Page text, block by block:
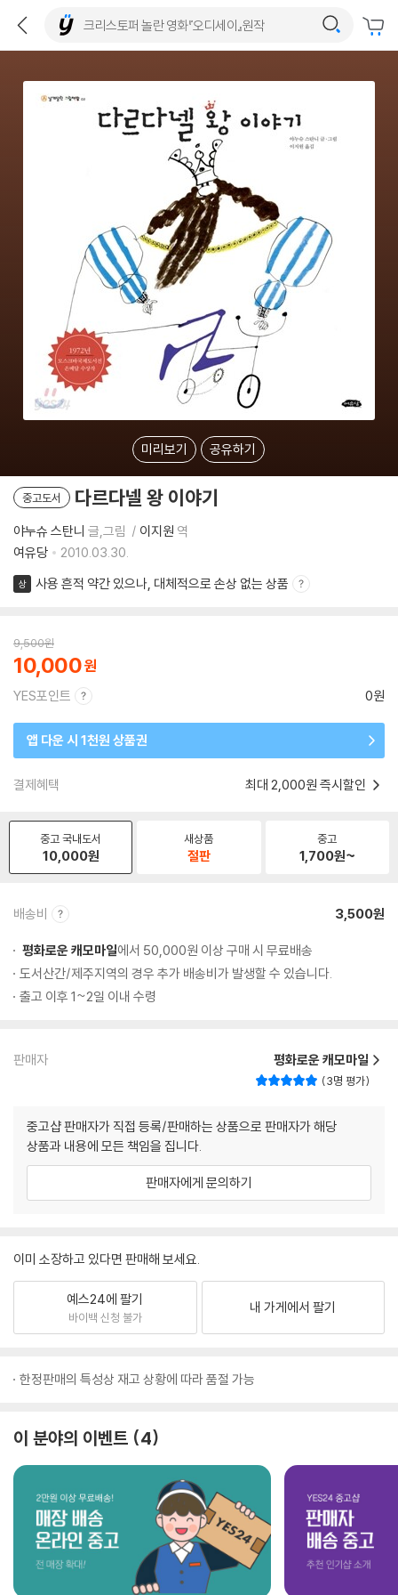
미리보기 공유하기
중고도서 다르다넬 왕 이야기
야누슈 스탄니 글,그림 이지원 역
여유당
2010.03.30.
상 사용 흔적 약간 있으나, 대체적으로 손상 없는 상품
9,500원
10,000
YES포인트 0원
앱 다운 시 1천원 상품권
결제혜택 최대 2,000원 즉시할인
중고 국내도서
10,000원
새상품
절판
중고
1,700원~
배송비 3,500원
평화로운 캐모마일에서 50,000원 이상 구매 시 무료배송
도서산간/제주지역의 경우 추가 배송비가 발생할 수 있습니다.
출고 이후 1~2일 이내 수령
판매자 평화로운 캐모마일
3명 평가
중고샵 판매자가 직접 등록/판매하는 상품으로 판매자가 해당
상품과 내용에 모든 책임을 집니다.
판매자에게 문의하기
이미 소장하고 있다면 판매해 보세요.
예스24에 팔기
바이백 신청 불가
내 가게에서 팔기
한정판매의 특성상 재고 상황에 따라 품절 가능
이 분야의 이벤트 4